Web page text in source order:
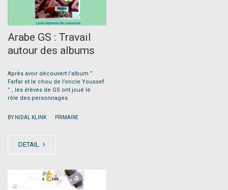
Arabe GS : Travail
autour des albums
Après avoir découvert l’album ”
Farfar et le chou de l’oncle Youssef
” , les élèves de GS ont joué le
rôle des personnages
BY NIDAL KLINK PRIMAIRE
DETAIL